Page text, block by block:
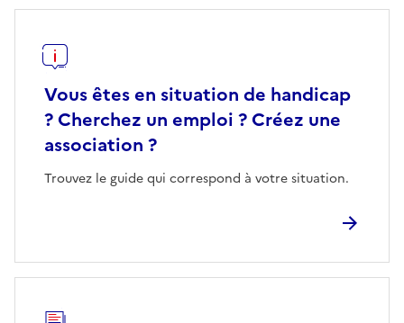
Vous êtes en situation de handicap
? Cherchez un emploi ? Créez une
association ?
Trouvez le guide qui correspond à votre situation.